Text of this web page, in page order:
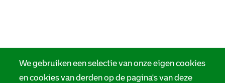
We gebruiken een selectie van onze eigen cookies
en cookies van derden op de pagina's van deze